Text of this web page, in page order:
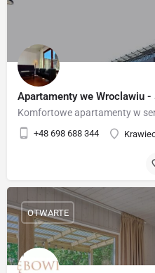
Apartamenty we Wroclawiu
Komfortowe apartamenty w
+48 698 688 344
OTWARTE